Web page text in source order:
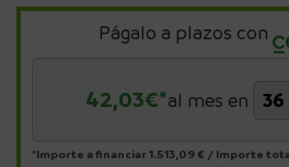
Págalo a plazos con
42,03€*al mes en
*Importe a financiar 1.513,09 € / Importe